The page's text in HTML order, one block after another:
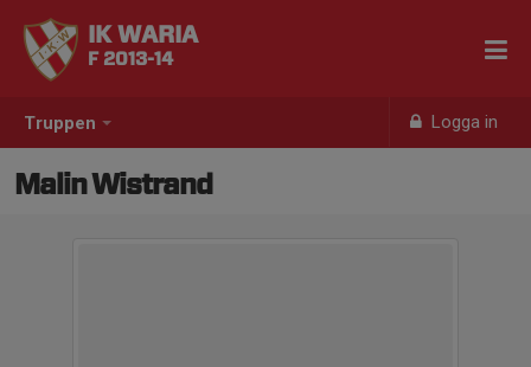
Truppen Logga in
IK WARIA
F 2013-14
Malin Wistrand